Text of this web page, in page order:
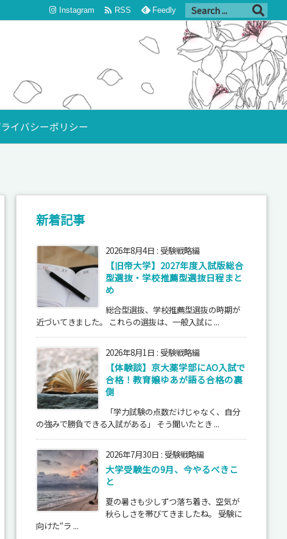
イバシーポリシー
Instagram  RSS Feedly
新着記事
2026年8月4日 : 受験戦略編
【旧帝大学】2027年度入試版総合
型選抜・学校推薦型選抜日程まと
め
総合型選抜、学校推薦型選抜の時期が
近づいてきました。 これらの選抜は、一般入試に ...
2026年8月1日 : 受験戦略編
【体験談】京大薬学部にAO入試で
合格！教育嬢ゆあが語る合格の裏
側
「学力試験の点数だけじゃなく、自分
の強みで勝負できる入試がある」 そう聞いたとき ...
2026年7月30日 : 受験戦略編
大学受験生の9月、今やるべきこ
と
夏の暑さも少しずつ落ち着き、空気が
秋らしさを帯びてきましたね。 受験に
向けた“ラ ...